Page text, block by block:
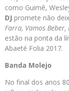
como Guimê,
DJ promete não
Farra, Vamos
estão na ponta da
Abaeté Folia 2017.
Banda Molejo
No final dos anos